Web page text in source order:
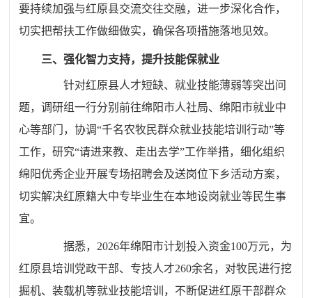
要持续加强与红原县交流交往交融，进一步深化合作，
切实把帮扶工作做细做实，确保各项措施落地见效。
三、强化智力支持，提升技能保就业
针对红原县人才短缺、就业技能薄弱等突出问
题，调研组一行分别前往绵阳市人社局、绵阳市就业中
心等部门，协调“千名农牧民群众就业技能培训行动”等
工作，研究“请进来教、走出去学”工作举措，细化组织
绵阳优秀企业开展专场招聘会及送岗位下乡活动方案，
切实解决红原籍大中专毕业生在本地设岗就业等民生事
宜。
据悉，2026年绵阳市计划投入资金100万元，为
红原县培训党政干部、专技人才260余名，对牧民进行挖
掘机、装载机等就业技能培训，不断促进红原干部群众